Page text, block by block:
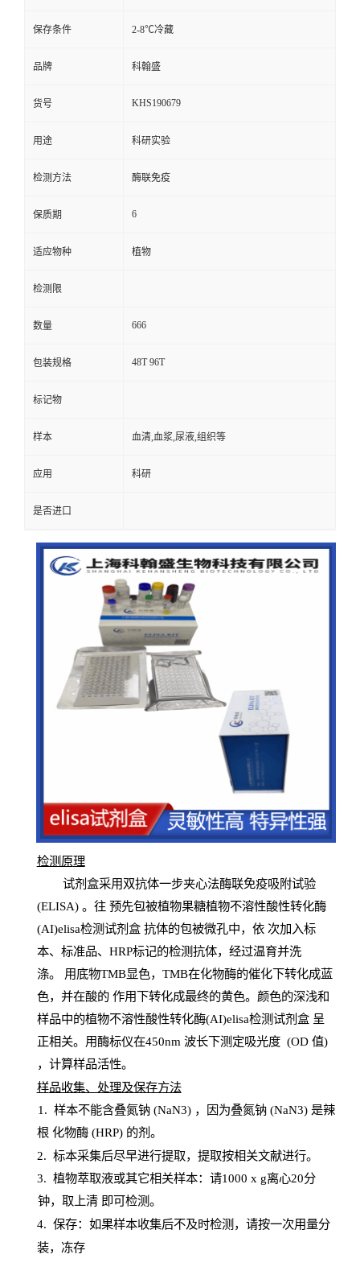
保存条件 2-8℃冷藏
品牌 科翰盛
货号 KHS190679
用途 科研实验
检测方法 酶联免疫
保质期 6
适应物种 植物
检测限
数量 666
包装规格 48T 96T
标记物
样本 血清,血浆,尿液,组织等
应用 科研
是否进口
检测原理
试剂盒采用双抗体一步夹心法酶联免疫吸附试验
(ELISA) 。往 预先包被植物果糖植物不溶性酸性转化酶
(AI)elisa检测试剂盒抗体的包被微孔中，依 次加入标
本、标准品、 HRP标记的检测抗体，经过温育并洗
涤。 用底物TMB显色， TMB在化物酶的催化下转化成蓝
色，并在酸的 作用下转化成最终的黄色。颜色的深浅和
样品中的植物不溶性酸性转化酶(AI)elisa检测试剂盒呈
正相关。用酶标仪在450nm 波长下测定吸光度 (OD 值)
，计算样品活性。
样品收集、处理及保存方法
1 . 样本不能含叠氮钠(NaN3) ，因为叠氮钠 (NaN3) 是辣
根 化物酶(HRP) 的剂。
2. 标本采集后尽早进行提取，提取按相关文献进行。
3. 植物萃取液或其它相关样本：请1000 x g离心20分
钟，取上清 即可检测。
4. 保存：如果样本收集后不及时检测，请按一次用量分
装，冻存